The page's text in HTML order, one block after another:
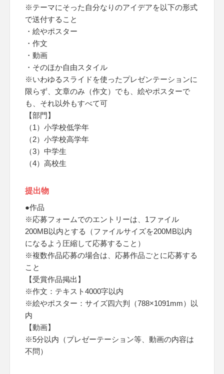
※テーマにそった自分なりのアイデアを以下の形式
で送付すること
・絵やポスター
・作文
・動画
・そのほか自由スタイル
※いわゆるスライドを使ったプレゼンテーションに
限らず、文章のみ（作文）でも、絵やポスターで
も、それ以外もすべて可
【部門】
（1）小学校低学年
（2）小学校高学年
（3）中学生
（4）高校生
提出物
●作品
※応募フォームでのエントリーは、1ファイル
200MB以内とする（ファイルサイズを200MB以内
になるよう圧縮して応募すること）
※複数作品応募の場合は、応募作品ごとに応募する
こと
【受賞作品掲出】
※作文：テキスト4000字以内
※絵やポスター：サイズ四六判（788×1091mm）以
内
【動画】
※5分以内（プレゼーテーション等、動画の内容は
不問）